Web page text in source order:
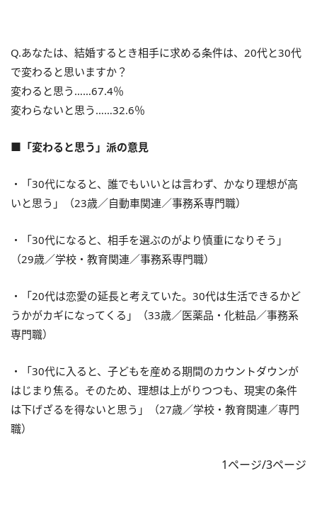
Q.あなたは、結婚するとき相手に求める条件は、20代と30代
で変わると思いますか？
変わると思う……67.4％
変わらないと思う……32.6％
■「変わると思う」派の意見
・「30代になると、誰でもいいとは言わず、かなり理想が高
いと思う」（23歳／自動車関連／事務系専門職）
・「30代になると、相手を選ぶのがより慎重になりそう」
（29歳／学校・教育関連／事務系専門職）
・「20代は恋愛の延長と考えていた。30代は生活できるかど
うかがカギになってくる」（33歳／医薬品・化粧品／事務系
専門職）
・「30代に入ると、子どもを産める期間のカウントダウンが
はじまり焦る。そのため、理想は上がりつつも、現実の条件
は下げざるを得ないと思う」（27歳／学校・教育関連／専門
職）
1ページ/3ページ